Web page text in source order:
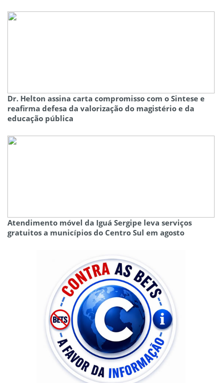
Dr. Helton assina carta compromisso com o Sintese e
reafirma defesa da valorização do magistério e da
educação pública
Atendimento móvel da Iguá Sergipe leva serviços
gratuitos a municípios do Centro Sul em agosto